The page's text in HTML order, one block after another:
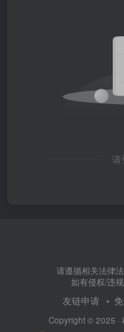
请
请遵循相关法律
如有侵权/违
友链申请
Copyright © 2025 ·